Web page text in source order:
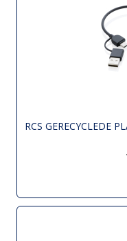
RCS GERECYCLEDE